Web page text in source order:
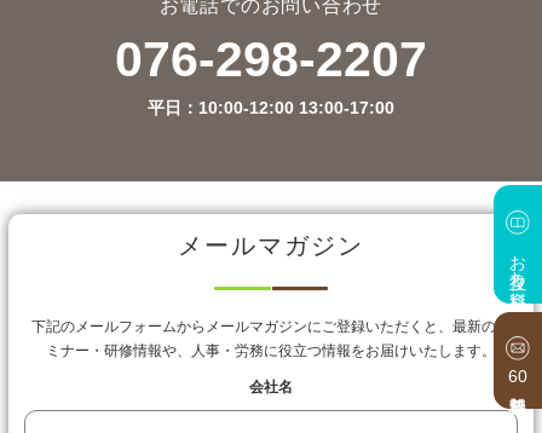
お役立ち資料
60
お電話でのお問い合わせ
076-298-2207
平日：10:00-12:00 13:00-17:00
メールマガジン
下記のメールフォームからメールマガジンにご登録いただくと、最新のセ
ミナー・研修情報や、人事・労務に役立つ情報をお届けいたします。
会社名